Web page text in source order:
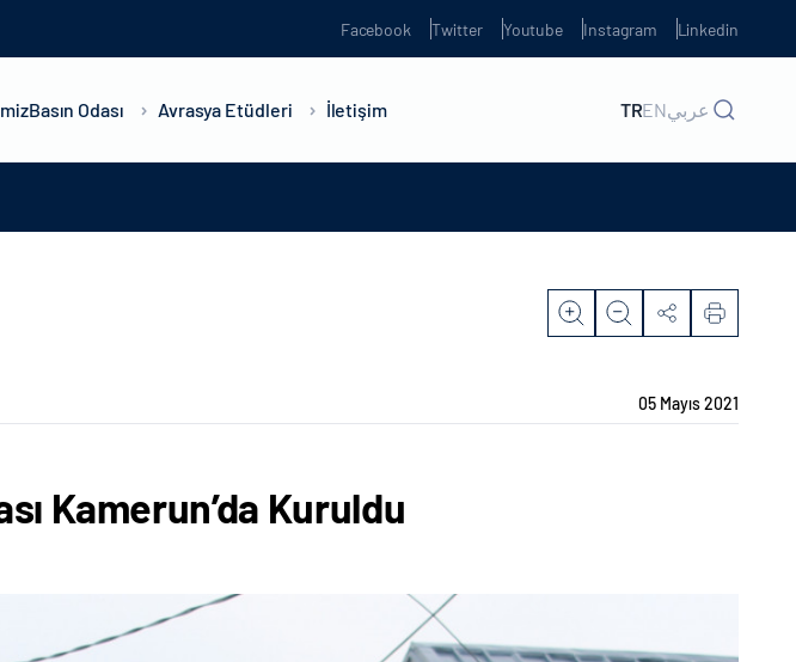
Facebook Twitter Youtube Instagram Linkedin
Basın Odası Avrasya Etüdleri İletişim TRENعربي
05 Mayıs 2021
Kamerun’da Kuruldu